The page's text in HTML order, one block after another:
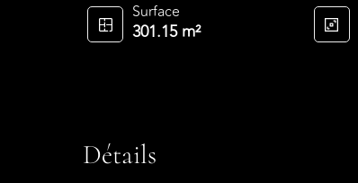
Surface
301.15 m²
Détails